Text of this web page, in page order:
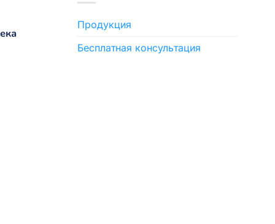
Продукция
Бесплатная консультация